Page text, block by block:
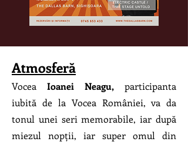
Atmosferă
Vocea Ioanei Neagu, participanta
iubită de la Vocea României, va da
tonul unei seri memorabile, iar după
miezul nopții, iar super omul din